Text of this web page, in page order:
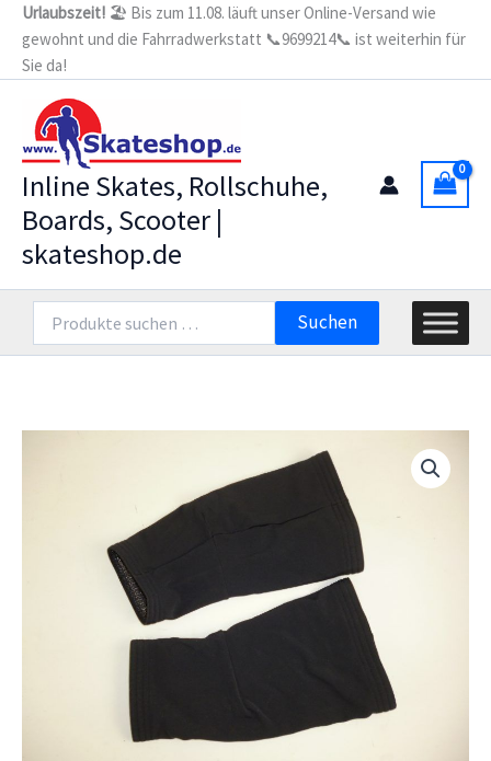
Zum
Inhalt
springen
Urlaubszeit! 🏖️ Bis zum 11.08. läuft unser Online-Versand wie
gewohnt und die Fahrradwerkstatt 📞9699214📞 ist weiterhin für
Sie da!
Inline Skates, Rollschuhe,
Boards, Scooter |
skateshop.de
nach:
Suchen